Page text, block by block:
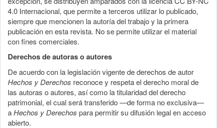
4.0 Internacional, que permite a terceros utilizar lo publicado,
siempre que mencionen la autoría del trabajo y la primera
publicación en esta revista. No se permite utilizar el material
con fines comerciales.
Derechos de autoras o autores
De acuerdo con la legislación vigente de derechos de autor
Hechos y Derechos reconoce y respeta el derecho moral de
las autoras o autores, así como la titularidad del derecho
patrimonial, el cual será transferido —de forma no exclusiva—
aHechos y Derechos para permitir su difusión legal en acceso
abierto.